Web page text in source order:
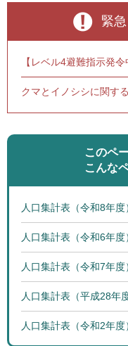
緊
【レベル4避難指示発
クマとイノシシに関す
このペ
こんな
人口集計表（令和8年度
人口集計表（令和6年度
人口集計表（令和7年度
人口集計表（平成28年度
人口集計表（令和2年度